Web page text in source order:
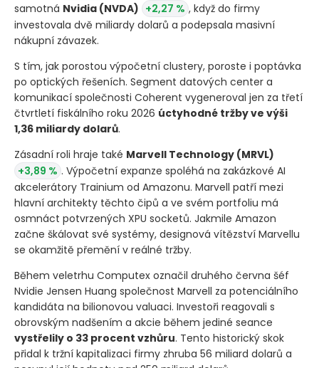
samotná Nvidia (NVDA) +2,27 % , když do firmy
investovala dvě miliardy dolarů a podepsala masivní
nákupní závazek.
S tím, jak porostou výpočetní clustery, poroste i poptávka
po optických řešeních. Segment datových center a
komunikací společnosti Coherent vygeneroval jen za třetí
čtvrtletí fiskálního roku 2026 úctyhodné tržby ve výši
1,36 miliardy dolarů.
Zásadní roli hraje také Marvell Technology (MRVL)
+3,89 % . Výpočetní expanze spoléhá na zakázkové AI
akcelerátory Trainium od Amazonu. Marvell patří mezi
hlavní architekty těchto čipů a ve svém portfoliu má
osmnáct potvrzených XPU socketů. Jakmile Amazon
začne škálovat své systémy, designová vítězství Marvellu
se okamžitě přemění v reálné tržby.
Během veletrhu Computex označil druhého června šéf
Nvidie Jensen Huang společnost Marvell za potenciálního
kandidáta na bilionovou valuaci. Investoři reagovali s
obrovským nadšením a akcie během jediné seance
vystřelily o 33 procent vzhůru. Tento historický skok
přidal k tržní kapitalizaci firmy zhruba 56 miliard dolarů a